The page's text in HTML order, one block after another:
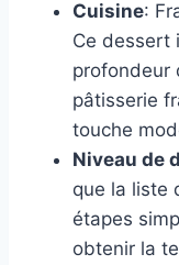
Cuisine:
Ce dessert
profondeur
pâtisserie
touche
Niveau de
que la liste
étapes
obtenir la